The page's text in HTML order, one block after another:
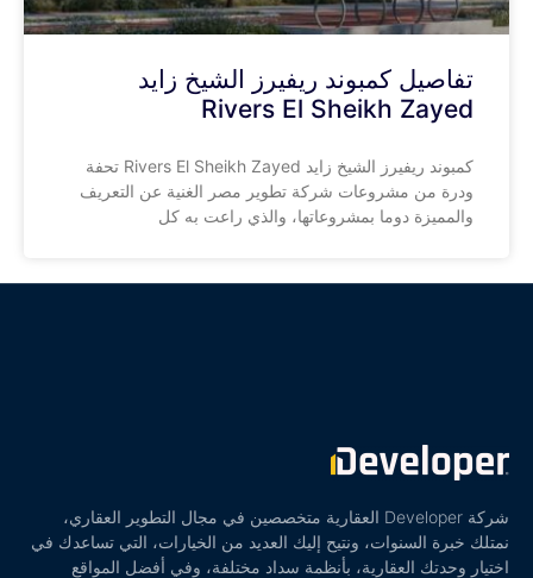
تفاصيل كمبوند ريفيرز الشيخ زايد
Rivers El Sheikh Zayed
كمبوند ريفيرز الشيخ زايد Rivers El Sheikh Zayed تحفة
ودرة من مشروعات شركة تطوير مصر الغنية عن التعريف
والمميزة دوما بمشروعاتها، والذي راعت به كل
شركة Developer العقارية متخصصين في مجال التطوير العقاري،
نمتلك خبرة السنوات، ونتيح إليك العديد من الخيارات، التي تساعدك في
اختيار وحدتك العقارية، بأنظمة سداد مختلفة، وفي أفضل المواقع